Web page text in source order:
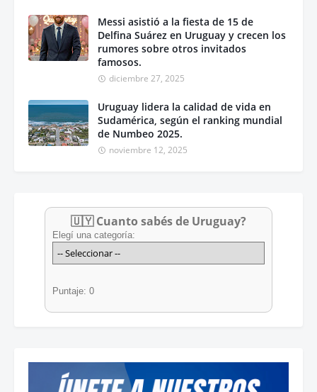
Messi asistió a la fiesta de 15 de
Delfina Suárez en Uruguay y crecen los
rumores sobre otros invitados
famosos.
diciembre 27, 2025
Uruguay lidera la calidad de vida en
Sudamérica, según el ranking mundial
de Numbeo 2025.
noviembre 12, 2025
🇺🇾 Cuanto sabés de Uruguay?
Elegí una categoría:
Puntaje: 0